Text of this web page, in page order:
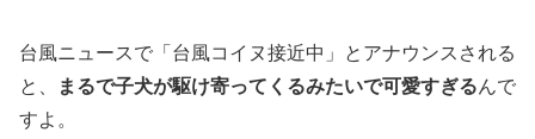
台風ニュースで「台風コイヌ接近中」とアナウンスされる
と、
まるで子犬が駆け寄ってくるみたいで可愛すぎるんで
すよ。